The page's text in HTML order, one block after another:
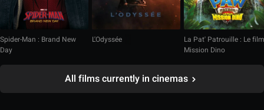
Spider-Man : Brand New
Day
L'Odyssée
La Pat' Patrouille : Le film
Mission Dino
All films currently in cinemas